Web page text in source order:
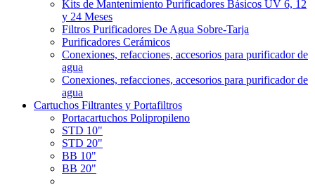
Kits de Mantenimiento Purificadores Básicos UV 6, 12
y 24 Meses
Filtros Purificadores De Agua Sobre-Tarja
Purificadores Cerámicos
Conexiones, refacciones, accesorios para purificador de
agua
Conexiones, refacciones, accesorios para purificador de
agua
Cartuchos Filtrantes y Portafiltros
Portacartuchos Polipropileno
STD 10"
STD 20"
BB 10"
BB 20"